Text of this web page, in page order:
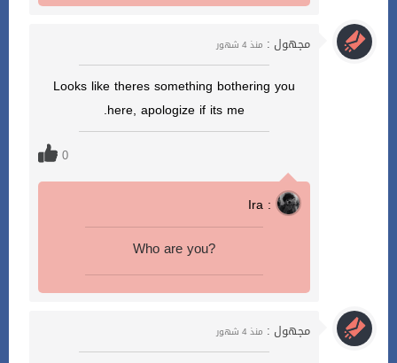
مجهول : منذ 4 شهور
Looks like theres something bothering you
here, apologize if its me.
0
Ira :
Who are you?
مجهول : منذ 4 شهور